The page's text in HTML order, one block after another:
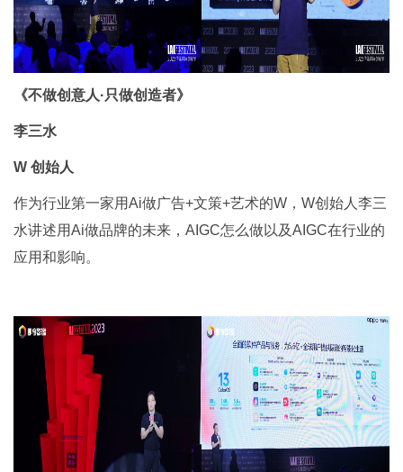
《不做创意人·只做创造者》
李三水
W 创始人
作为行业第一家用Ai做广告+文策+艺术的W，W创始人李三
水讲述用Ai做品牌的未来，AIGC怎么做以及AIGC在行业的
应用和影响。